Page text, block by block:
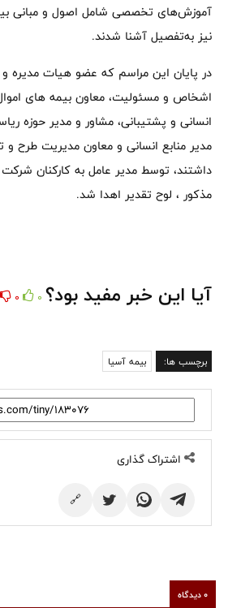
آموزش‌های تخصصی شامل اصول و مبانی
نیز به‌تفصیل آشنا شدند.
در پایان این مراسم که عضو هیات مدیره
اشخاص و مسئولیت، معاون بیمه های
انسانی و پشتیبانی، مشاور و مدیر حوزه
مدیر منابع انسانی و معاون مدیریت طرح
داشتند، توسط مدیر عامل به کارکنان
مذکور ، لوح تقدیر اهدا شد.
آیا این خبر مفید بود؟ 0
0
برچسب ها: بیمه آسیا
اشتراک گذاری
🔗
0 دیدگاه